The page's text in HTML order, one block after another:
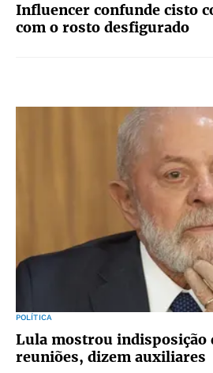
Influencer confunde cisto
com o rosto desfigurado
POLÍTICA
Lula mostrou indisposição
reuniões, dizem auxiliares